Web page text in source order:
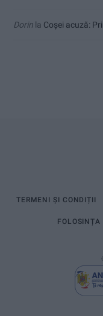
Dorin la Coșei acuză:
TERMENI ȘI CONDIȚII
FOLOSINȚA